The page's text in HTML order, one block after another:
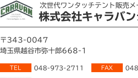
次世代ワンタッチテント販売メ
株式会社キャラバ
〒343-0047
埼玉県越谷市弥十郎668-1
TEL 048-973-2711 FAX